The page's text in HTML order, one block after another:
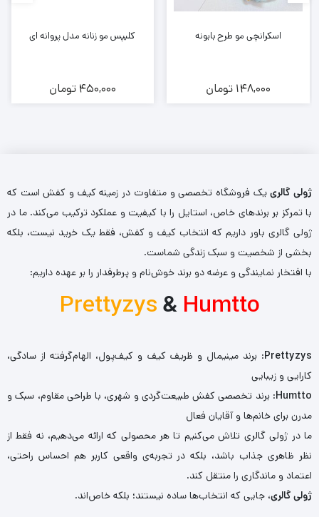
اسکرانچی مو طرح بابونه
148,000 تومان
کلیپس مو زنانه مدل پروانه ای
450,000 تومان
ژولی گالرییک فروشگاه تخصصی و متفاوت در زمینه کیف و کفش است که
با تمرکز بر برندهای خاص، استایل را با کیفیت و عملکرد ترکیب می‌کند. ما در
ژولی گالری باور داریم که انتخاب کیف و کفش، فقط یک خرید نیست، بلکه
بخشی از شخصیت و سبک زندگی شماست.
با افتخار نمایندگی و عرضه دو برند خوش‌نام و پرطرفدار را بر عهده داریم:
Prettyzys& Humtto
Prettyzys: برند مینیمال و ظریف کیف و کیف‌پول، الهام‌گرفته از سادگی،
کارایی و زیبایی
Humtto: برند تخصصی کفش طبیعت‌گردی و شهری، با طراحی مقاوم، سبک و
مدرن برای خانم‌ها و آقایان فعال
ما در ژولی گالری تلاش می‌کنیم تا هر محصولی که ارائه می‌دهیم، نه فقط از
نظر ظاهری جذاب باشد، بلکه در تجربه‌ی واقعی کاربر هم احساس راحتی،
اعتماد و ماندگاری را منتقل کند.
ژولی گالری، جایی که انتخاب‌ها ساده نیستند؛ بلکه خاص‌اند.